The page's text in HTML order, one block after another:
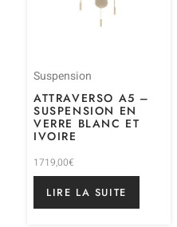
Suspension
ATTRAVERSO A5 –
SUSPENSION EN
VERRE BLANC ET
IVOIRE
1719,00€
LIRE LA SUITE